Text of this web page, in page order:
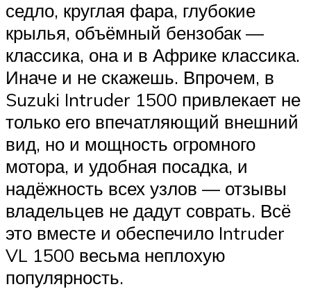
седло, круглая фара, глубокие
крылья, объёмный бензобак —
классика, она и в Африке классика.
Иначе и не скажешь. Впрочем, в
Suzuki Intruder 1500 привлекает не
только его впечатляющий внешний
вид, но и мощность огромного
мотора, и удобная посадка, и
надёжность всех узлов — отзывы
владельцев не дадут соврать. Всё
это вместе и обеспечило Intruder
VL 1500 весьма неплохую
популярность.